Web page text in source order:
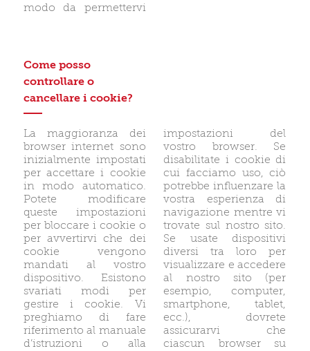
modo da permettervi
Come posso
controllare o
cancellare i cookie?
La maggioranza dei
browser internet sono
inizialmente impostati
per accettare i cookie
in modo automatico.
Potete modificare
queste impostazioni
per bloccare i cookie o
per avvertirvi che dei
cookie vengono
mandati al vostro
dispositivo. Esistono
svariati modi per
gestire i cookie. Vi
preghiamo di fare
riferimento al manuale
d’istruzioni o alla
impostazioni del
vostro browser. Se
disabilitate i cookie di
cui facciamo uso, ciò
potrebbe influenzare la
vostra esperienza di
navigazione mentre vi
trovate sul nostro sito.
Se usate dispositivi
diversi tra loro per
visualizzare e accedere
al nostro sito (per
esempio, computer,
smartphone, tablet,
ecc.), dovrete
assicurarvi che
ciascun browser su